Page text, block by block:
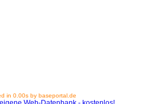
in 0.00s by baseportal.de